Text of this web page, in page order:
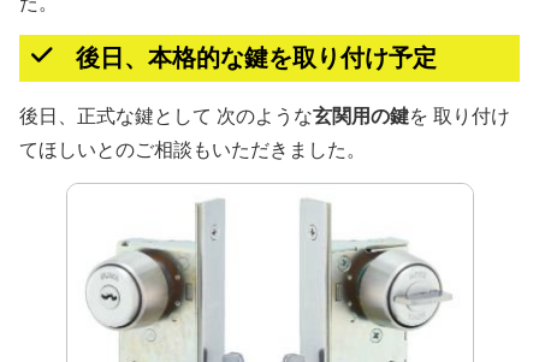
後日、本格的な鍵を取り付け予定
後日、正式な鍵として 次のような玄関用の鍵を 取り付け
てほしいとのご相談もいただきました。